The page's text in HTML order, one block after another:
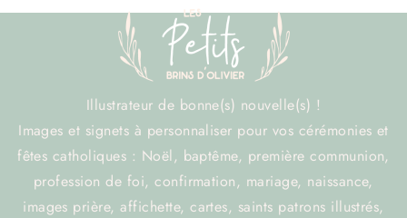
Illustrateur de bonne(s) nouvelle(s) !
Images et signets à personnaliser pour vos cérémonies et
fêtes catholiques : Noël, baptême, première communion,
profession de foi, confirmation, mariage, naissance,
images prière, affichette, cartes, saints patrons illustrés,